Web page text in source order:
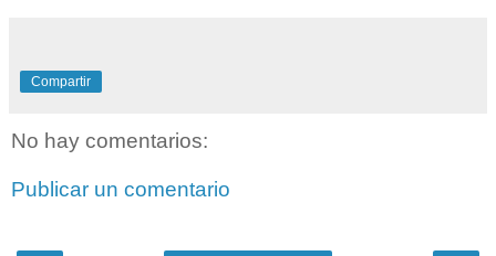
Compartir
No hay comentarios:
Publicar un comentario